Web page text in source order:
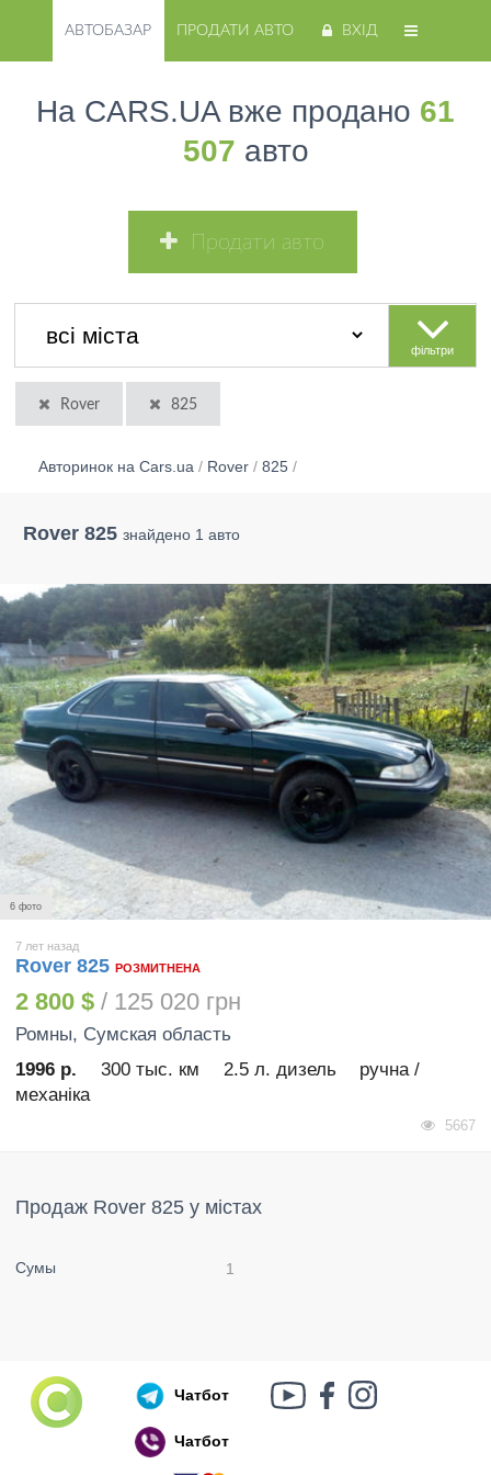
Російський воєнний корабель, іди нах..й!
АВТОБАЗАР ПРОДАТИ АВТО ВХІД
На CARS.UA вже продано 61
507 авто
Продати авто
фільтри
Rover 825
Авторинок на Cars.ua / Rover / 825 /
Rover 825 знайдено 1 авто
6 фото
7 лет назад
Rover 825 РОЗМИТНЕНА
2 800 $ / 125 020 грн
Ромны, Сумская область
1996 р.
300 тыс. км 2.5 л. дизель
ручна /
механіка
5667
Продаж Rover 825 у містах
Сумы 1
Чатбот
Чатбот